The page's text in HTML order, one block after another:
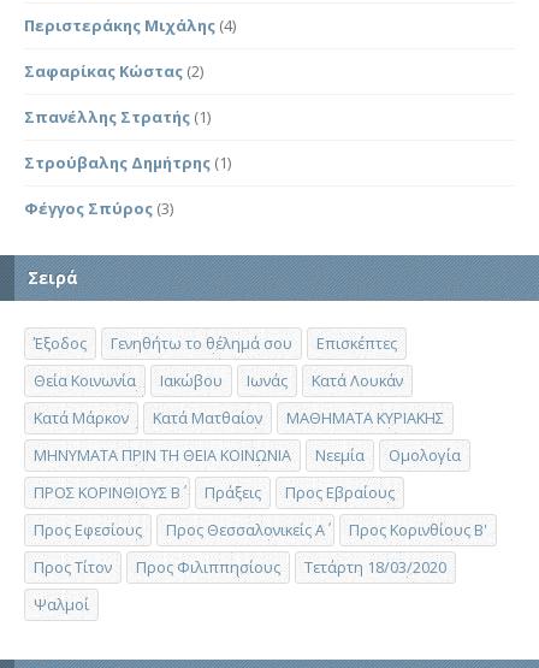
Περιστεράκης Μιχάλης (4)
Σαφαρίκας Κώστας (2)
Σπανέλλης Στρατής (1)
Στρούβαλης Δημήτρης (1)
Φέγγος Σπύρος (3)
Σειρά
Έξοδος Γενηθήτω το θέλημά σου
Επισκέπτες
Θεία Κοινωνία
Ιακώβου Ιωνάς
Κατά Λουκάν
Κατά Μάρκον
Κατά Ματθαίον
ΜΑΘΗΜΑΤΑ ΚΥΡΙΑΚΗΣ
ΜΗΝΥΜΑΤΑ ΠΡΙΝ ΤΗ ΘΕΙΑ ΚΟΙΝΩΝΙΑ
Νεεμία
Ομολογία
ΠΡΟΣ ΚΟΡΙΝΘΙΟΥΣ Β΄
Πράξεις
Προς Εβραίους
Προς Εφεσίους
Προς Θεσσαλονικείς Α΄
Προς Κορινθίους Β'
Προς Τίτον
Προς Φιλιππησίους
Τετάρτη 18/03/2020
Ψαλμοί